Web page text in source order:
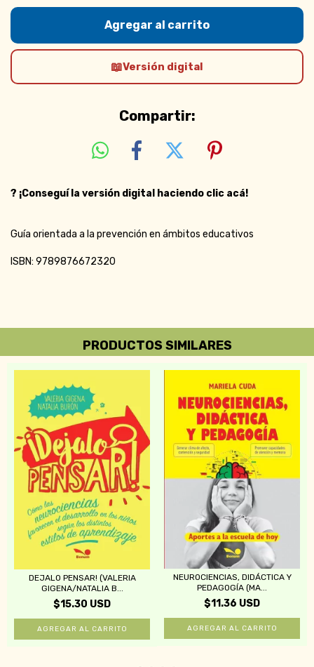
Versión digital
Compartir:
? ¡Conseguí la versión digital haciendo clic acá!
Guía orientada a la prevención en ámbitos educativos
ISBN: 9789876672320
PRODUCTOS SIMILARES
DEJALO PENSAR! (VALERIA
GIGENA/NATALIA B...
$15.30 USD
NEUROCIENCIAS, DIDÁCTICA Y
PEDAGOGÍA (MA...
$11.36 USD